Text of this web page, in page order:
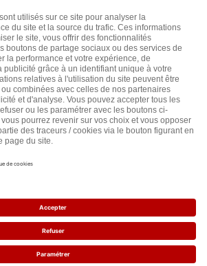
consulter notre politique de confidentialité,
cliquez ici.
Accueil
de confidentialité
Cookies